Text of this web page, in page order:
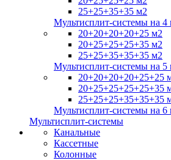
25+25+35+35 м2
Мультисплит-системы на 4
20+20+20+20+25 м2
20+25+25+25+35 м2
25+25+35+35+35 м2
Мультисплит-системы на 5
20+20+20+20+25+25
20+25+25+25+25+35
25+25+25+35+35+35
Мультисплит-системы на 6
Мультисплит-системы
Канальные
Кассетные
Колонные